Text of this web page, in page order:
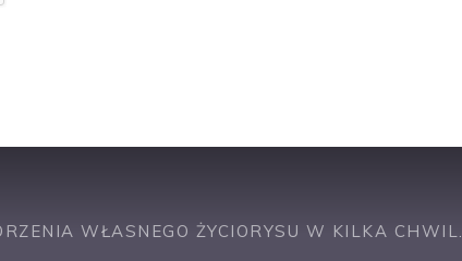
WŁASNEGO ŻYCIORYSU W KILKA CHWIL.